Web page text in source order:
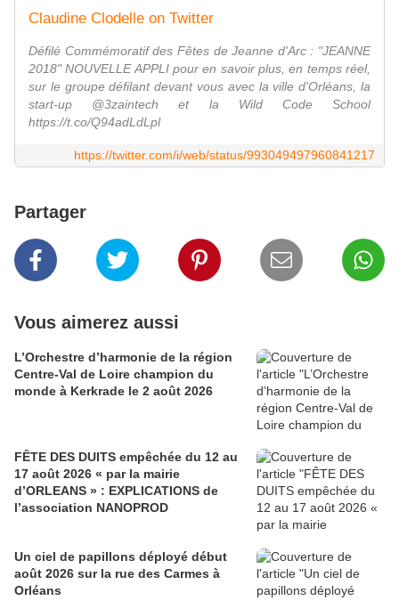
Claudine Clodelle on Twitter
Défilé Commémoratif des Fêtes de Jeanne d'Arc : "JEANNE
2018" NOUVELLE APPLI pour en savoir plus, en temps réel,
sur le groupe défilant devant vous avec la ville d'Orléans, la
start-up @3zaintech et la Wild Code School
https://t.co/Q94adLdLpl
https://twitter.com/i/web/status/993049497960841217
Partager
Vous aimerez aussi
L’Orchestre d’harmonie de la région
Centre-Val de Loire champion du
monde à Kerkrade le 2 août 2026
FÊTE DES DUITS empêchée du 12 au
17 août 2026 « par la mairie
d’ORLEANS » : EXPLICATIONS de
l’association NANOPROD
Un ciel de papillons déployé début
août 2026 sur la rue des Carmes à
Orléans